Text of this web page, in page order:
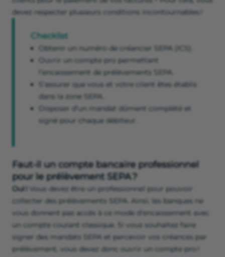
devez respecter plusieurs conditions incontournables !
Checklist
Obtenir un numéro de créancier SEPA (ICS).
Ouvrir un compte pro permettant
l’encaissement de prélèvements SEPA.
S’assurer que vous et votre client êtes établis
dans la zone SEPA.
Disposer d’un mandat dûment complété et
signé pour chaque débiteur.
Faut-il un compte bancaire professionnel
pour le prélèvement SEPA ?
Oui !
Vous devez être un professionnel pour pouvoir
collecter des prélèvements SEPA. Ainsi, les banques ne
vous donnent pas accès à ce mode d’encaissement avec
un compte courant classique. Si vous souhaitez faire
signer des mandats SEPA et percevoir vos créances par
prélèvement, vous devez donc ouvrir un compte pro !